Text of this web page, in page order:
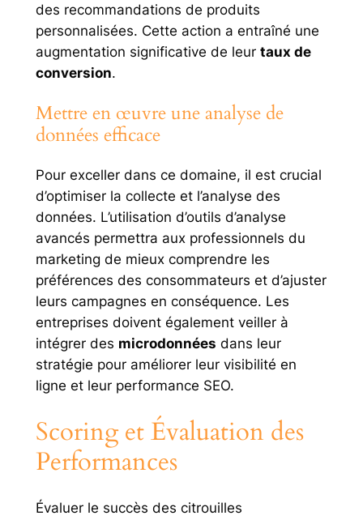
des recommandations de produits
personnalisées. Cette action a entraîné une
augmentation significative de leur taux de
conversion.
Mettre en œuvre une analyse de
données efficace
Pour exceller dans ce domaine, il est crucial
d’optimiser la collecte et l’analyse des
données. L’utilisation d’outils d’analyse
avancés permettra aux professionnels du
marketing de mieux comprendre les
préférences des consommateurs et d’ajuster
leurs campagnes en conséquence. Les
entreprises doivent également veiller à
intégrer des microdonnées dans leur
stratégie pour améliorer leur visibilité en
ligne et leur performance SEO.
Scoring et Évaluation des
Performances
Évaluer le succès des citrouilles